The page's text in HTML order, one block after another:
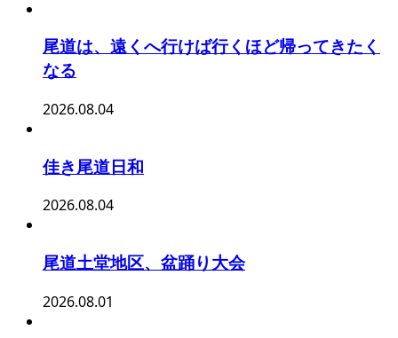
尾道は、遠くへ行けば行くほど帰ってきたく
なる
2026.08.04
佳き尾道日和
2026.08.04
尾道土堂地区、盆踊り大会
2026.08.01